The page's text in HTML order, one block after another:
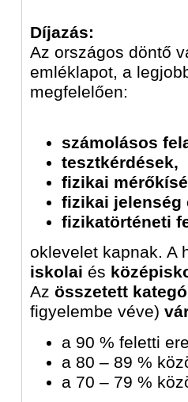
Díjazás:
Az országos döntő
emléklapot, a
megfelelően:
számolásos
tesztkérdések,
fizikai
fizikai jelenség
fizikatörténeti
oklevelet kapnak. A
iskolai és
Az összetett
figyelembe véve)
a 90 % feletti
a 80 – 89 %
a 70 – 79 %